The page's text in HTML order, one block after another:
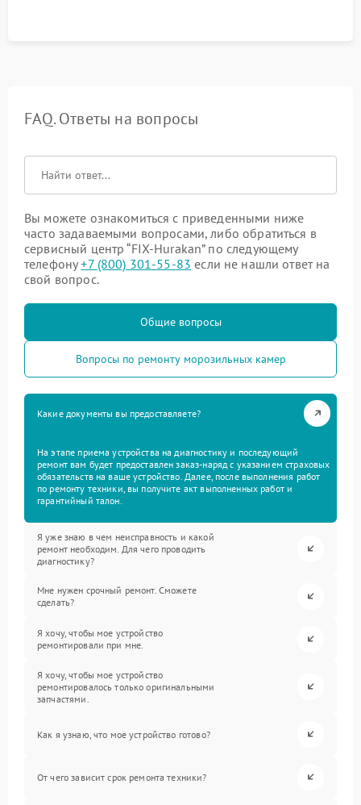
FAQ. Ответы на вопросы
Вы можете ознакомиться с приведенными ниже
часто задаваемыми вопросами, либо обратиться в
сервисный центр “FIX-Hurakan” по следующему
телефону+7 (800) 301-55-83 если не нашли ответ на
свой вопрос.
Общие вопросы
Вопросы по ремонту морозильных камер
Какие документы вы предоставляете?
На этапе приема устройства на диагностику и последующий
ремонт вам будет предоставлен заказ-наряд с указанием страховых
обязательств на ваше устройство. Далее, после выполнения работ
по ремонту техники, вы получите акт выполненных работ и
гарантийный талон.
Я уже знаю в чем неисправность и какой
ремонт необходим. Для чего проводить
диагностику?
Мне нужен срочный ремонт. Сможете
сделать?
Я хочу, чтобы мое устройство
ремонтировали при мне.
Я хочу, чтобы мое устройство
ремонтировалось только оригинальными
запчастями.
Как я узнаю, что мое устройство готово?
От чего зависит срок ремонта техники?